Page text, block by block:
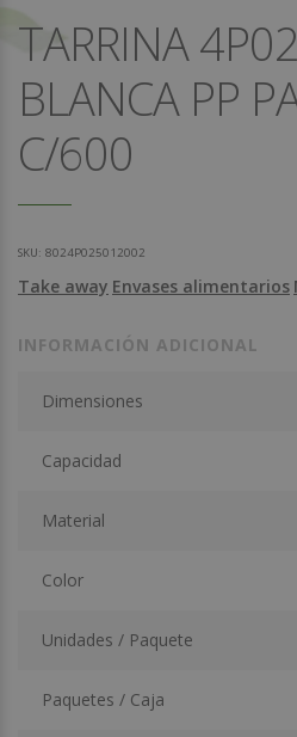
TARRINA
BLANCA PP
C/600
SKU: 8024P025012002
Take away Envases alimentarios
INFORMACIÓN ADICIONAL
Dimensiones
Capacidad
Material
Color
Unidades / Paquete
Paquetes / Caja